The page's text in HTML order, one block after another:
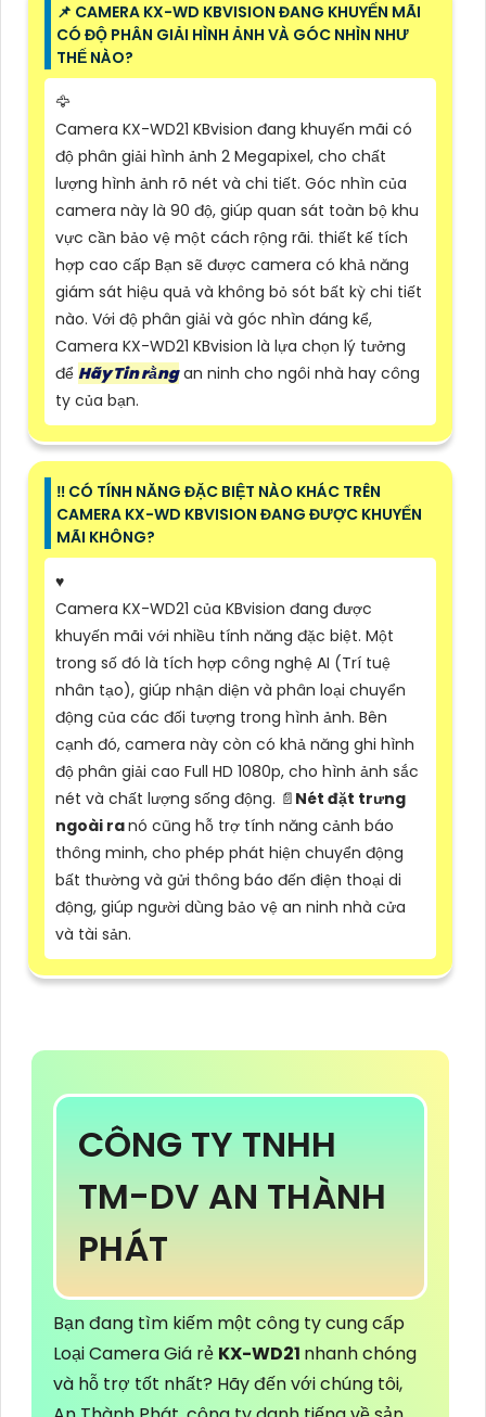
📌 CAMERA KX-WD KBVISION ĐANG KHUYẾN MÃI
CÓ ĐỘ PHÂN GIẢI HÌNH ẢNH VÀ GÓC NHÌN NHƯ
THẾ NÀO?
🦅
Camera KX-WD21 KBvision đang khuyến mãi có
độ phân giải hình ảnh 2 Megapixel, cho chất
lượng hình ảnh rõ nét và chi tiết. Góc nhìn của
camera này là 90 độ, giúp quan sát toàn bộ khu
vực cần bảo vệ một cách rộng rãi. thiết kế tích
hợp cao cấp Bạn sẽ được camera có khả năng
giám sát hiệu quả và không bỏ sót bất kỳ chi tiết
nào. Với độ phân giải và góc nhìn đáng kể,
Camera KX-WD21 KBvision là lựa chọn lý tưởng
để Hãy Tin rằngan ninh cho ngôi nhà hay công
ty của bạn.
‼️ CÓ TÍNH NĂNG ĐẶC BIỆT NÀO KHÁC TRÊN
CAMERA KX-WD KBVISION ĐANG ĐƯỢC KHUYẾN
MÃI KHÔNG?
♥️
Camera KX-WD21 của KBvision đang được
khuyến mãi với nhiều tính năng đặc biệt. Một
trong số đó là tích hợp công nghệ AI (Trí tuệ
nhân tạo), giúp nhận diện và phân loại chuyển
động của các đối tượng trong hình ảnh. Bên
cạnh đó, camera này còn có khả năng ghi hình
độ phân giải cao Full HD 1080p, cho hình ảnh sắc
nét và chất lượng sống động. 📄 Nét đặt trưng
ngoài ranó cũng hỗ trợ tính năng cảnh báo
thông minh, cho phép phát hiện chuyển động
bất thường và gửi thông báo đến điện thoại di
động, giúp người dùng bảo vệ an ninh nhà cửa
và tài sản.
CÔNG TY TNHH
TM-DV AN THÀNH
PHÁT
Bạn đang tìm kiếm một công ty cung cấp
Loại Camera Giá rẻ KX-WD21 nhanh chóng
và hỗ trợ tốt nhất? Hãy đến với chúng tôi,